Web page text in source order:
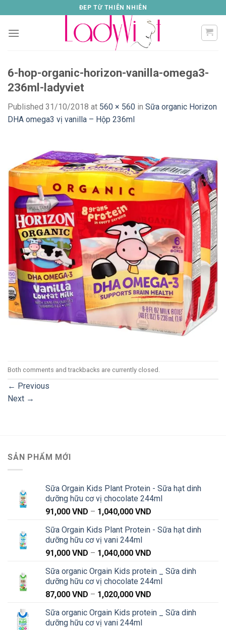
to
content
ĐEP TỪ THIÊN NHIÊN
6-hop-organic-horizon-vanilla-omega3-
236ml-ladyviet
Published 31/10/2018 at 560 × 560 in Sữa organic Horizon
DHA omega3 vị vanilla – Hộp 236ml
Both comments and trackbacks are currently closed.
← Previous
Next →
SẢN PHẨM MỚI
Sữa Orgain Kids Plant Protein - Sữa hạt dinh
dưỡng hữu cơ vị chocolate 244ml
91,000 VND – 1,040,000 VND
từ
Sữa Orgain Kids Plant Protein - Sữa hạt dinh
dưỡng hữu cơ vị vani 244ml
91,000 VND – 1,040,000 VND
từ
91,000 VND
Sữa organic Orgain Kids protein _ Sữa dinh
dưỡng hữu cơ vị chocolate 244ml
87,000 VND – 1,020,000 VND
từ
Sữa organic Orgain Kids protein _ Sữa dinh
dưỡng hữu cơ vị vani 244ml